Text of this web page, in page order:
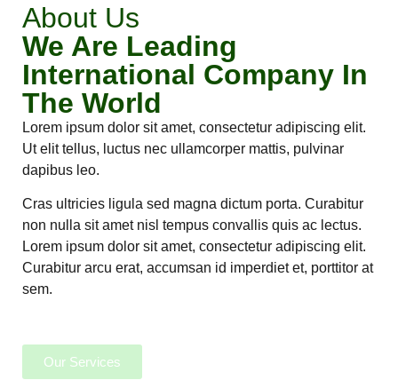
About Us
We Are Leading
International Company In
The World
Lorem ipsum dolor sit amet, consectetur adipiscing elit.
Ut elit tellus, luctus nec ullamcorper mattis, pulvinar
dapibus leo.
Cras ultricies ligula sed magna dictum porta. Curabitur
non nulla sit amet nisl tempus convallis quis ac lectus.
Lorem ipsum dolor sit amet, consectetur adipiscing elit.
Curabitur arcu erat, accumsan id imperdiet et, porttitor at
sem.
Our Services